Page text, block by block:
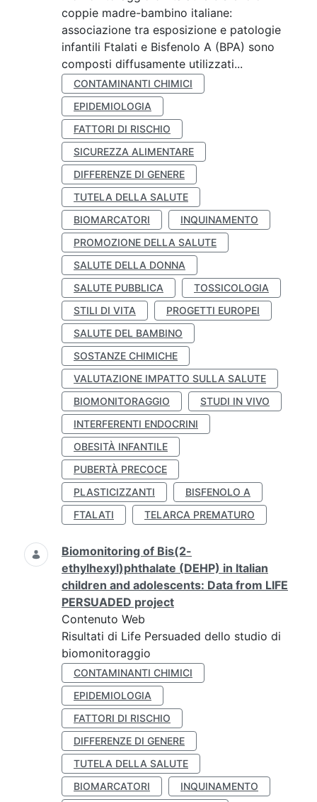
coppie madre-bambino italiane:
associazione tra esposizione e patologie
infantili Ftalati e Bisfenolo A (BPA) sono
composti diffusamente utilizzati...
CONTAMINANTI CHIMICI
EPIDEMIOLOGIA
FATTORI DI RISCHIO
SICUREZZA ALIMENTARE
DIFFERENZE DI GENERE
TUTELA DELLA SALUTE
BIOMARCATORI
INQUINAMENTO
PROMOZIONE DELLA SALUTE
SALUTE DELLA DONNA
SALUTE PUBBLICA
TOSSICOLOGIA
STILI DI VITA
PROGETTI EUROPEI
SALUTE DEL BAMBINO
SOSTANZE CHIMICHE
VALUTAZIONE IMPATTO SULLA SALUTE
BIOMONITORAGGIO
STUDI IN VIVO
INTERFERENTI ENDOCRINI
OBESITÀ INFANTILE
PUBERTÀ PRECOCE
PLASTICIZZANTI
BISFENOLO A
FTALATI
TELARCA PREMATURO
Biomonitoring of Bis(2-
ethylhexyl)phthalate (DEHP) in Italian
children and adolescents: Data from LIFE
PERSUADED project
Contenuto Web
Risultati di Life Persuaded dello studio di
biomonitoraggio
CONTAMINANTI CHIMICI
EPIDEMIOLOGIA
FATTORI DI RISCHIO
DIFFERENZE DI GENERE
TUTELA DELLA SALUTE
BIOMARCATORI
INQUINAMENTO